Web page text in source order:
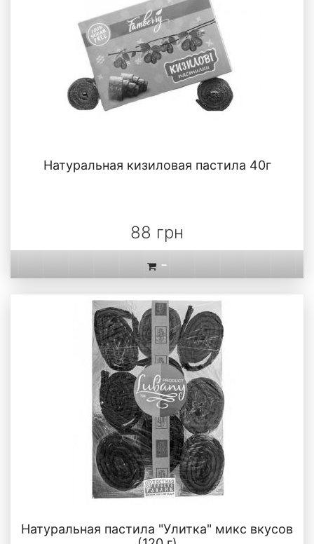
Натуральная кизиловая пастила 40г
88 грн
-
Натуральная пастила "Улитка" микс вкусов